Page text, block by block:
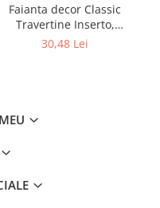
Faianta decor Classic
Travertine Inserto,
rectificata, 24 x 74 cm
30,48 Lei